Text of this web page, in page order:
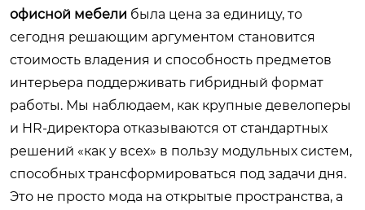
офисной мебели была цена за единицу, то
сегодня решающим аргументом становится
стоимость владения и способность предметов
интерьера поддерживать гибридный формат
работы. Мы наблюдаем, как крупные девелоперы
и HR-директора отказываются от стандартных
решений «как у всех» в пользу модульных систем,
способных трансформироваться под задачи дня.
Это не просто мода на открытые пространства, а